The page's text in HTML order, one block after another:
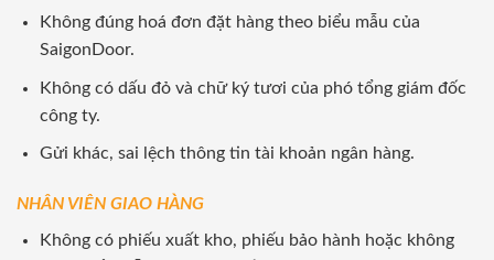
Không đúng hoá đơn đặt hàng theo biểu mẫu của
SaigonDoor.
Không có dấu đỏ và chữ ký tươi của phó tổng giám đốc
công ty.
Gửi khác, sai lệch thông tin tài khoản ngân hàng.
NHÂN VIÊN GIAO HÀNG
Không có phiếu xuất kho, phiếu bảo hành hoặc không